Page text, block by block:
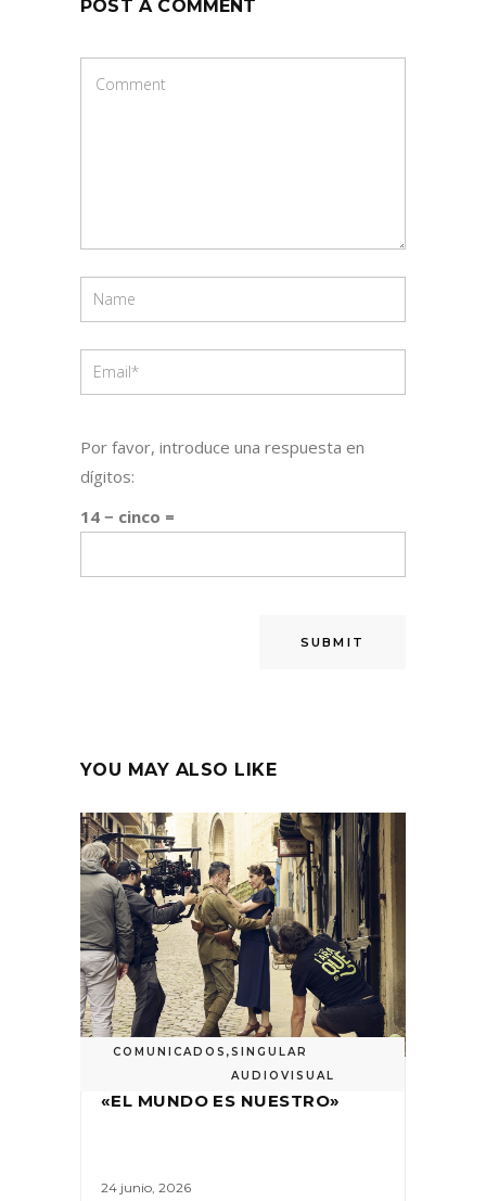
POST A COMMENT
Por favor, introduce una respuesta en
dígitos:
14 − cinco =
YOU MAY ALSO LIKE
COMUNICADOS ,SINGULAR
AUDIOVISUAL
«EL MUNDO ES NUESTRO»
24 junio, 2026